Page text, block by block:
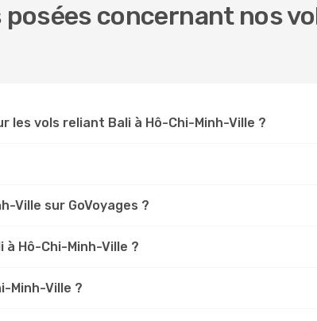
concernant nos
vols reliant Bali à Hô-Chi-Minh-Ville ?
Ville sur GoVoyages ?
Hô-Chi-Minh-Ville ?
Minh-Ville ?